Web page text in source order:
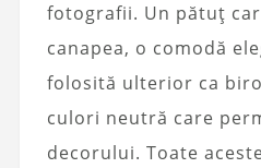
fotografii. Un pătuț
canapea, o comodă
folosită ulterior ca
culori neutră care
decorului. Toate